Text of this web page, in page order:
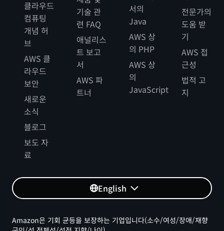
클라우드
컴퓨팅
개념 허
브
AWS 클
라우드
보안
새로운
소식
블로그
보도 자
료
기술 관
련 FAQ
애널리스
트 보고
서
AWS 파
트너
서의
Java
AWS 상
의 PHP
AWS 상
의
JavaScript
전문가의
도움 받
기
AWS 접
근성
법적 고
지
English
Amazon은 기회 균등을 보장하는 기업입니다(소수/여성/장애/재향